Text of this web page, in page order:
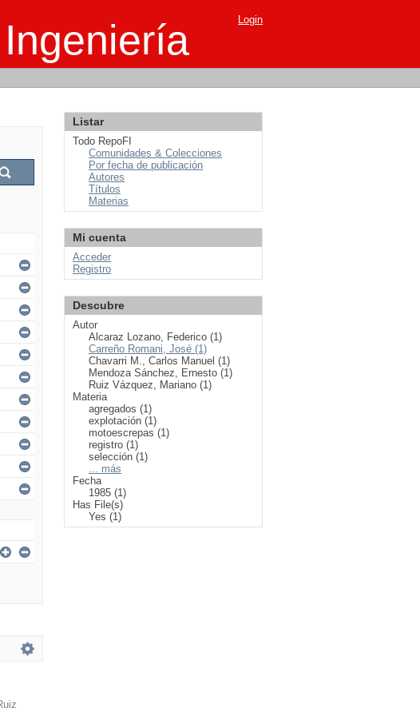
Login
Listar
Todo RepoFI
Comunidades & Colecciones
Por fecha de publicación
Autores
Títulos
Materias
Mi cuenta
Acceder
Registro
Descubre
Autor
Alcaraz Lozano, Federico (1)
Carreño Romani, José (1)
Chavarri M., Carlos Manuel (1)
Mendoza Sánchez, Ernesto (1)
Ruiz Vázquez, Mariano (1)
Materia
agregados (1)
explotación (1)
motoescrepas (1)
registro (1)
selección (1)
... más
Fecha
1985 (1)
Has File(s)
Yes (1)